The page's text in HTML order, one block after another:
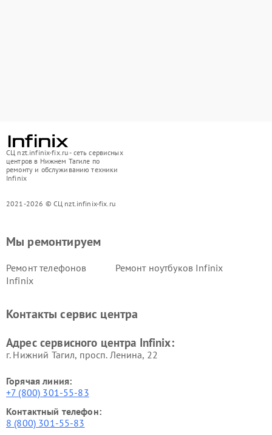
СЦ nzt.infinix-fix.ru - сеть сервисных
центров в Нижнем Тагиле по
ремонту и обслуживанию техники
Infinix
2021-2026 © СЦ nzt.infinix-fix.ru
Мы ремонтируем
Ремонт телефонов
Infinix
Ремонт ноутбуков Infinix
Контакты сервис центра
Адрес сервисного центра Infinix:
г. Нижний Тагил, просп. Ленина, 22
Горячая линия:
+7 (800) 301-55-83
Контактный телефон:
8 (800) 301-55-83